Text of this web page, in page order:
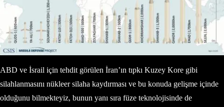
ABD ve İsrail için tehdit görülen İran’ın tıpkı Kuzey Kore gibi
silahlanmasını nükleer silaha kaydırması ve bu konuda gelişme içinde
olduğunu bilmekteyiz, bunun yanı sıra füze teknolojisinde de